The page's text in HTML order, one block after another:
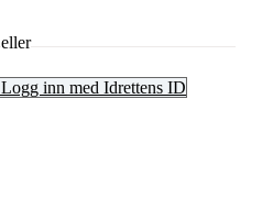
eller
Logg inn med Idrettens ID